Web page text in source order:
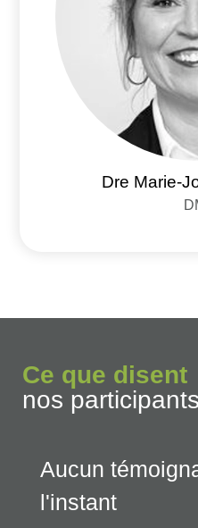
Dre Marie-
Ce que disent
nos participants
Aucun
l'instant